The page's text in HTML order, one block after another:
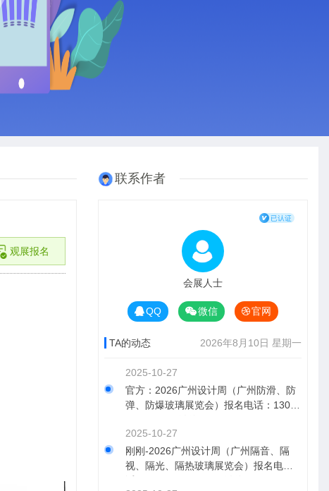
观展报名
联系作者
会展人士
QQ 微信 官网
TA的动态 2026年8月10日 星期一
2025-10-27
官方：2026广州设计周（广州防滑、防
弹、防爆玻璃展览会）报名电话：130-6
2025-10-27
刚刚-2026广州设计周（广州隔音、隔
视、隔光、隔热玻璃展览会）报名电